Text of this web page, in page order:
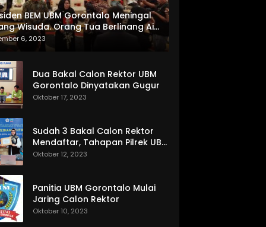
BEM UBM Gorontalo Meningal
Wisuda. Orang Tua Berlinang Air
Menerima SKL dan Pemasangan
6, 2023
Dua Bakal Calon Rektor UBM
Gorontalo Dinyatakan Gugur
Oktober 17, 2023
Sudah 3 Bakal Calon Rektor
Mendaftar, Tahapan Pilrek UBM
Gorontalo Makin Seru
Oktober 12, 2023
Panitia UBM Gorontalo Mulai
Jaring Calon Rektor
Oktober 10, 2023